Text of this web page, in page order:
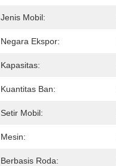
Jenis Mobil:
Negara Ekspor:
Kapasitas:
Kuantitas Ban:
Setir Mobil:
Mesin:
Berbasis Roda: